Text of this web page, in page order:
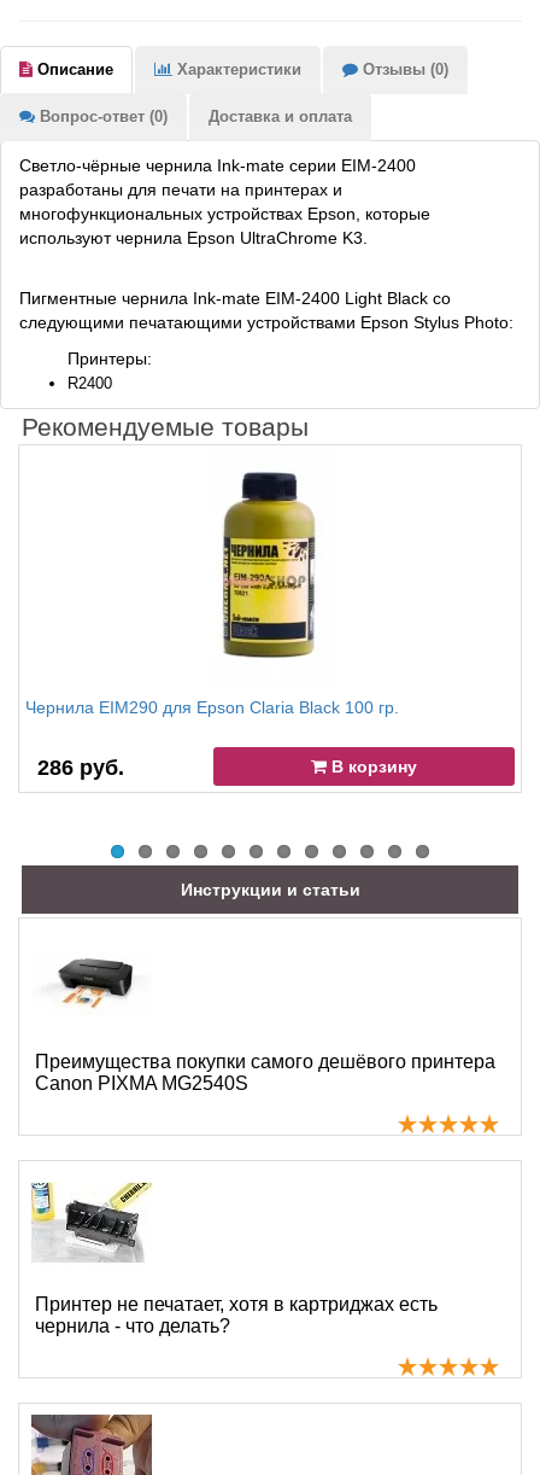
Описание Характеристики Отзывы (0)
Вопрос-ответ (0) Доставка и оплата
Светло-чёрные чернила Ink-mate серии EIM-2400
разработаны для печати на принтерах и
многофункциональных устройствах Epson, которые
используют чернила Epson UltraChrome K3.
Пигментные чернила Ink-mate EIM-2400 Light Black со
следующими печатающими устройствами Epson Stylus Photo:
Принтеры:
R2400
Рекомендуемые товары
Чернила EIM290 для Epson Claria Black 100 гр.
286 руб. В корзину
Инструкции и статьи
Преимущества покупки самого дешёвого принтера
Canon PIXMA MG2540S
Принтер не печатает, хотя в картриджах есть
чернила - что делать?